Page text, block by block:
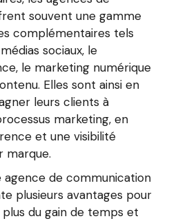
souvent une gamme
complémentaires tels
sociaux, le
le marketing numérique
Elles sont ainsi en
leurs clients à
marketing, en
et une visibilité
marque.
agence de communication
plusieurs avantages pour
du gain de temps et